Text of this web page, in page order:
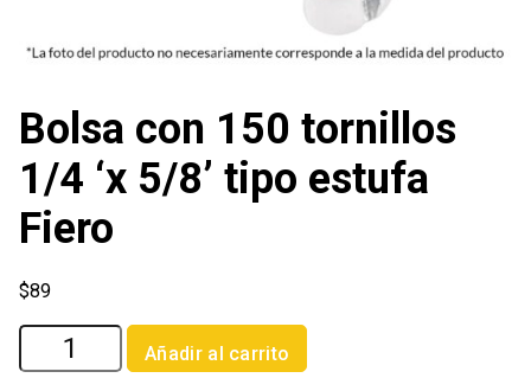
Bolsa con 150 tornillos
1/4 ‘x 5/8’ tipo estufa
Fiero
$89
Bolsa
con
Añadir al carrito